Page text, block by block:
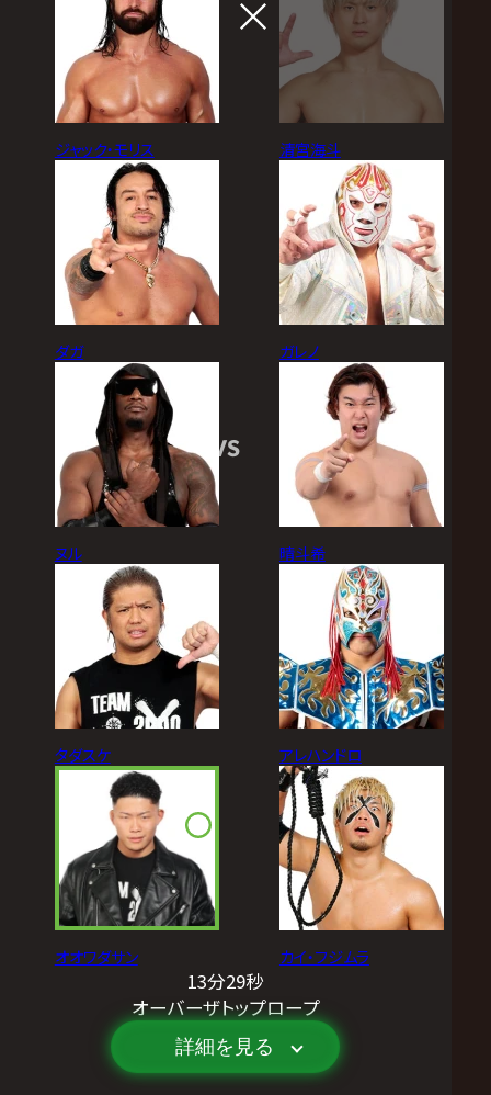
ジャック・モリス
ダガ
ヌル
タダスケ
オオワダサン
VS
清宮海斗
ガレノ
晴斗希
アレハンドロ
カイ・フジムラ
13分29秒
オーバーザトップロープ
詳細を見る